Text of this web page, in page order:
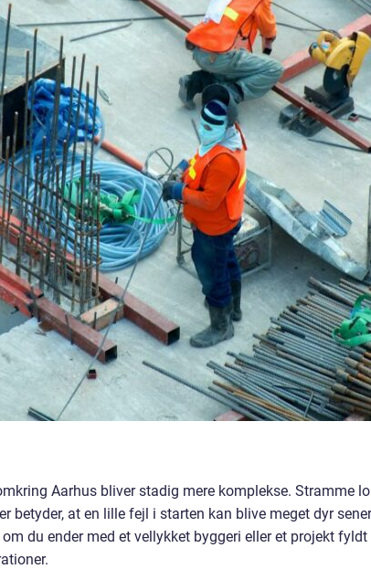
Aarhus bliver stadig mere komplekse. Stramme
betyder, at en lille fejl i starten kan blive meget dyr
du ender med et vellykket byggeri eller et projekt fyldt